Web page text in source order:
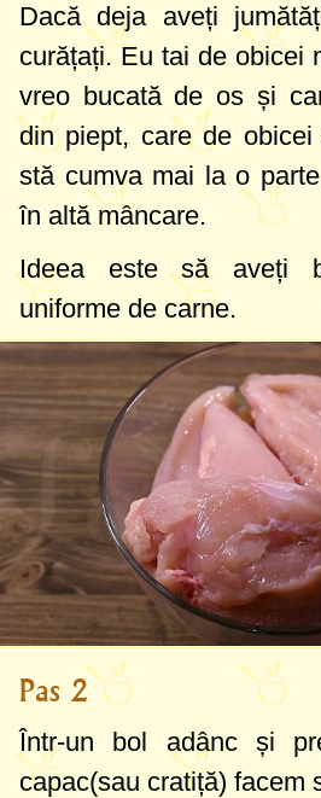
Dacă deja aveți
curățați. Eu tai de obicei
vreo bucată de os și
din piept, care de
stă cumva mai la o
în altă mâncare.
Ideea este să aveți
uniforme de carne.
Pas 2
Într-un bol adânc și
capac(sau cratiță) facem